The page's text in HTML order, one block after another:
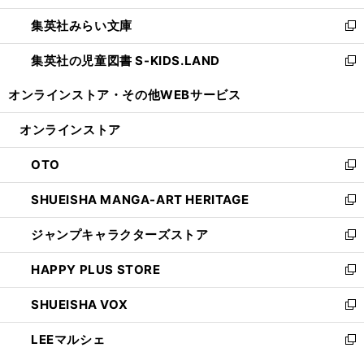
開
く
ウ
で
開
く
ン
ド
ウ
で
ウ
ィ
ン
ド
開
集英社みらい文庫
新
し
い
ン
ウ
で
開
く
集英社の児童図書 S-KIDS.LAND
新
ウ
ン
ド
ウ
で
開
く
オンラインストア・ その他WEBサービス
オンラインストア
OTO
新
し
い
ウ
ィ
ン
ド
ウ
で
開
く
SHUEISHA MANGA-ART HERITAGE
新
し
い
ウ
ィ
ン
ド
ウ
で
ジャンプキャラクターズストア
新
し
い
ウ
ィ
ン
ド
HAPPY PLUS STORE
新
し
い
ウ
ィ
SHUEISHA VOX
新
し
い
LEEマルシェ
新